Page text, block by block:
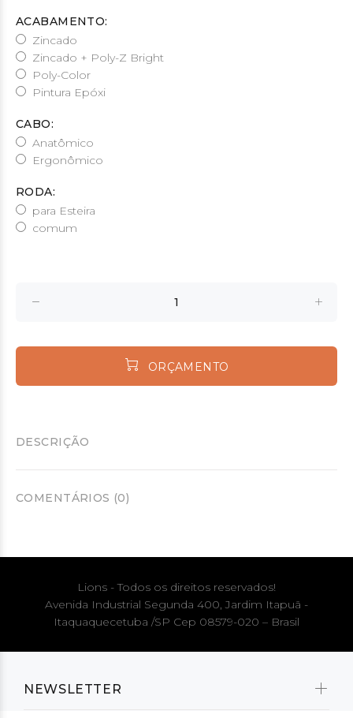
ACABAMENTO:
Zincado
Zincado + Poly-Z Bright
Poly-Color
Pintura Epóxi
CABO:
Anatômico
Ergonômico
RODA:
para Esteira
comum
ORÇAMENTO
DESCRIÇÃO
COMENTÁRIOS (0)
NEWSLETTER
Lions - Todos os direitos reservados!
Avenida Industrial Segunda 400, Jardim Itapuã -
Itaquaquecetuba /SP Cep 08579-020 – Brasil